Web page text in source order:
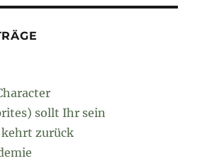
sollt Ihr sein
kehrt zurück